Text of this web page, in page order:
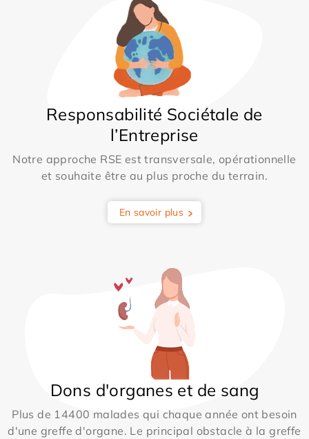
Responsabilité Sociétale de
l’Entreprise
Notre approche RSE est transversale, opérationnelle
et souhaite être au plus proche du terrain.
En savoir plus
Dons d'organes et de sang
Plus de 14400 malades qui chaque année ont besoin
d'une greffe d'organe. Le principal obstacle à la greffe